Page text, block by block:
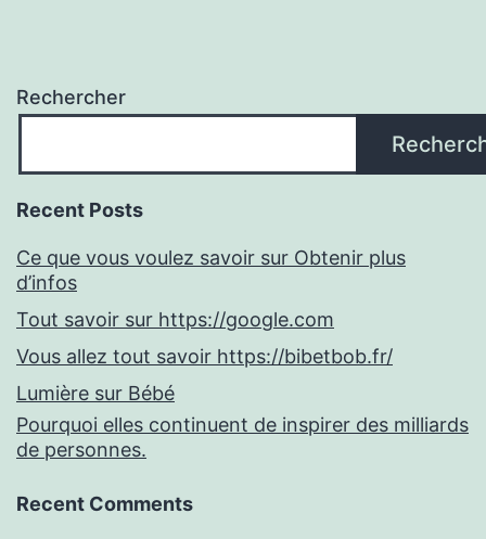
Rechercher
Recent Posts
Ce que vous voulez savoir sur Obtenir plus
d’infos
Tout savoir sur https://google.com
Vous allez tout savoir https://bibetbob.fr/
Lumière sur Bébé
Pourquoi elles continuent de inspirer des milliards
de personnes.
Recent Comments